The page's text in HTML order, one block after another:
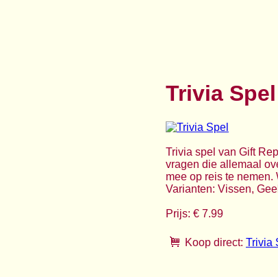
Trivia Spel
Trivia spel van Gift
vragen die allemaal
mee op reis te
Varianten: Vissen,
Prijs: € 7.99
Koop direct: Trivia